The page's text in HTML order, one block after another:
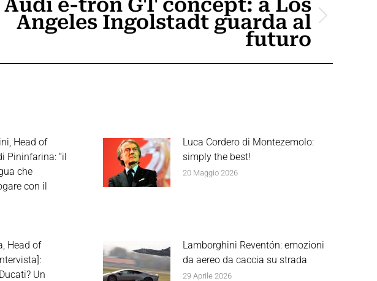
Audi e-tron GT concept: a Los
Angeles Ingolstadt guarda al
futuro
Head of
Pininfarina: “il
che
con il
Luca Cordero di Montezemolo:
simply the best!
20 Maggio 2026
Head of
Un
Lamborghini Reventón: emozioni
da aereo da caccia su strada
29 Aprile 2026